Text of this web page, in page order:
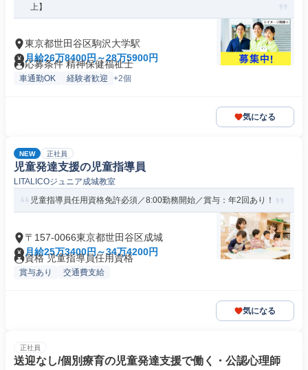
上】
東京都世田谷区駒沢大学駅
月給26万8400円～28万5900円
応募条件 精神保健福祉士
車通勤OK 経験者歓迎 +2個
気になる
NEW 正社員
児童発達支援の児童指導員
LITALICOジュニア成城教室
児童指導員任用資格免許必須／8:00勤務開始／賞与：年2回あり！
〒157-0066東京都世田谷区成城
月給25万3400円～34万4200円
資格 児童指導員任用資格
賞与あり 交通費支給
気になる
正社員
送迎なし/個別療育の児童発達支援で働く・公認心理師